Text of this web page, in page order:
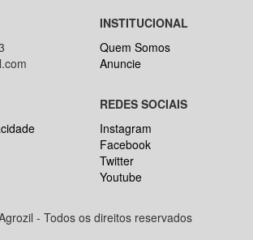
INSTITUCIONAL
Quem Somos
Anuncie
REDES SOCIAIS
Instagram
Facebook
Twitter
Youtube
- Todos os direitos reservados